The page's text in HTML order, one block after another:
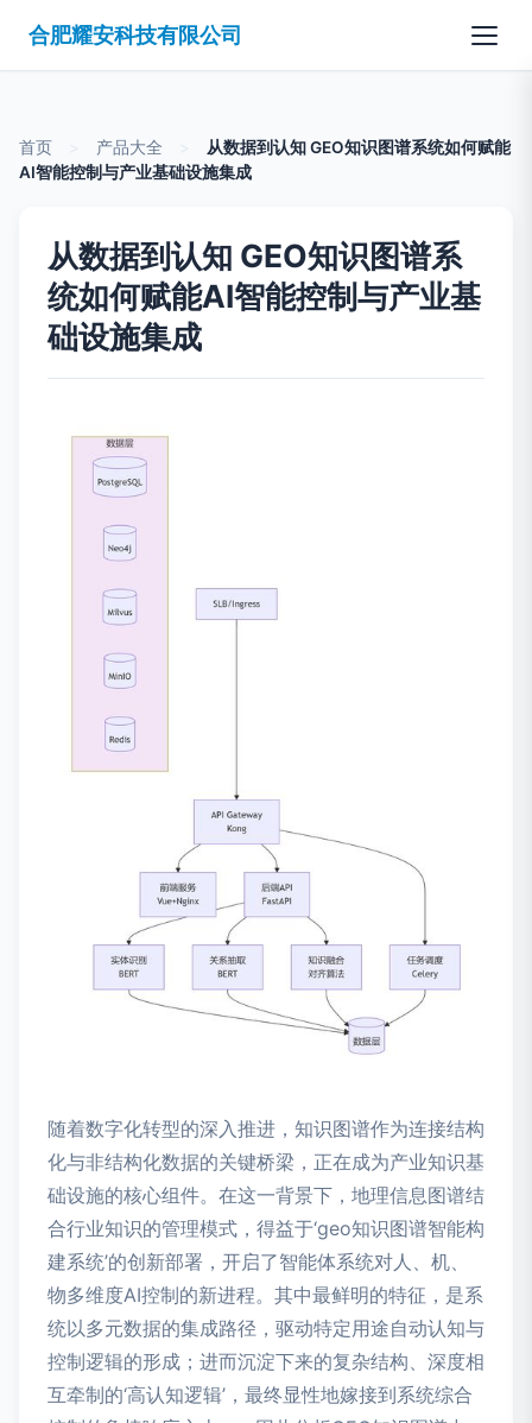
合肥耀安科技有限公司
首页 产品大全
从数据到认知 GEO知识图谱系统如何赋能
AI智能控制与产业基础设施集成
从数据到认知 GEO知识图谱系
统如何赋能AI智能控制与产业基
础设施集成
随着数字化转型的深入推进，知识图谱作为连接结构
化与非结构化数据的关键桥梁，正在成为产业知识基
础设施的核心组件。在这一背景下，地理信息图谱结
合行业知识的管理模式，得益于‘geo知识图谱智能构
建系统’的创新部署，开启了智能体系统对人、机、
物多维度AI控制的新进程。其中最鲜明的特征，是系
统以多元数据的集成路径，驱动特定用途自动认知与
控制逻辑的形成；进而沉淀下来的复杂结构、深度相
互牵制的‘高认知逻辑’，最终显性地嫁接到系统综合